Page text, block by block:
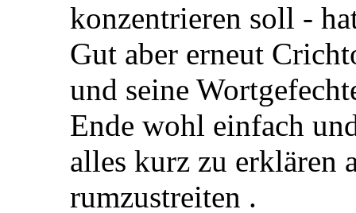
konzentrieren soll -
Gut aber erneut
und seine
Ende wohl einfach
alles kurz zu erklären
rumzustreiten .